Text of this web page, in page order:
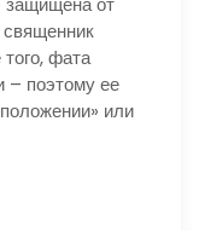
священник
фата
– поэтому ее
или